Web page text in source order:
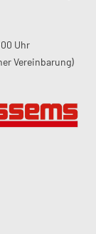
Uhr
Vereinbarung)